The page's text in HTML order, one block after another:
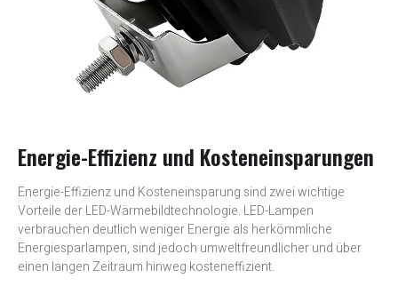
Energie-Effizienz und Kosteneinsparungen
Energie-Effizienz und Kosteneinsparung sind zwei wichtige
Vorteile der LED-Wärmebildtechnologie. LED-Lampen
verbrauchen deutlich weniger Energie als herkömmliche
Energiesparlampen, sind jedoch umweltfreundlicher und über
einen langen Zeitraum hinweg kosteneffizient.